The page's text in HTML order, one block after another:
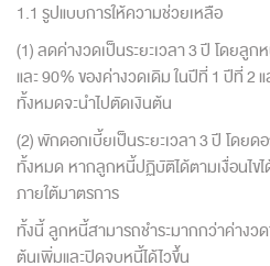
1.1 รูปแบบการให้ความช่วยเหลือ
(1) ลดค่างวดเป็นระยะเวลา 3 ปี โดยลู
และ 90% ของค่างวดเดิม ในปีที่ 1 ปีที่ 2
ทั้งหมดจะนำไปตัดเงินต้น
(2) พักดอกเบี้ยเป็นระยะเวลา 3 ปี โดยด
ทั้งหมด หากลูกหนี้ปฏิบัติได้ตามเงื่อนไข
ภายใต้มาตรการ
ทั้งนี้ ลูกหนี้สามารถชำระมากกว่าค่างว
ต้นเพิ่มและปิดจบหนี้ได้ไวขึ้น